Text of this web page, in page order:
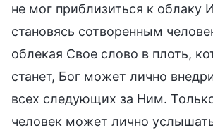
не мог приблизиться к облаку
становясь сотворенным
облекая Свое слово в плоть,
станет, Бог может лично
всех следующих за Ним.
человек может лично